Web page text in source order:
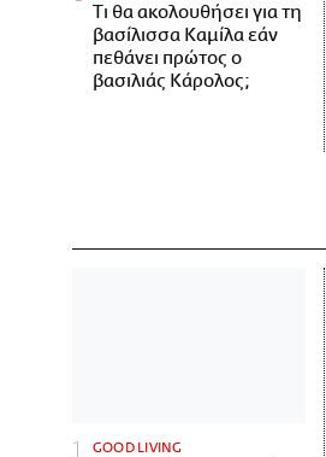
Τι θα ακολουθήσει για τη
βασίλισσα Καμίλα εάν
πεθάνει πρώτος ο
βασιλιάς Κάρολος;
GOOD LIVING